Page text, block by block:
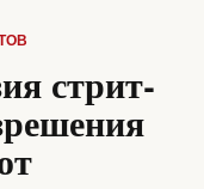
стрит-